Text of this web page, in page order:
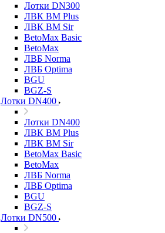
Лотки DN300
ЛВК ВМ Plus
ЛВК ВМ Sir
BetoMax Basic
BetoMax
ЛВБ Norma
ЛВБ Optima
BGU
BGZ-S
Лотки DN400
Лотки DN400
ЛВК ВМ Plus
ЛВК ВМ Sir
BetoMax Basic
BetoMax
ЛВБ Norma
ЛВБ Optima
BGU
BGZ-S
Лотки DN500